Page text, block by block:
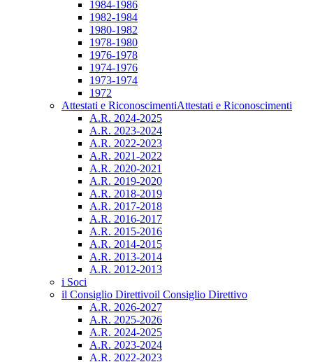
1984-1986
1982-1984
1980-1982
1978-1980
1976-1978
1974-1976
1973-1974
1972
Attestati e RiconoscimentiAttestati e Riconoscimenti
A.R. 2024-2025
A.R. 2023-2024
A.R. 2022-2023
A.R. 2021-2022
A.R. 2020-2021
A.R. 2019-2020
A.R. 2018-2019
A.R. 2017-2018
A.R. 2016-2017
A.R. 2015-2016
A.R. 2014-2015
A.R. 2013-2014
A.R. 2012-2013
i Soci
il Consiglio Direttivoil Consiglio Direttivo
A.R. 2026-2027
A.R. 2025-2026
A.R. 2024-2025
A.R. 2023-2024
A.R. 2022-2023